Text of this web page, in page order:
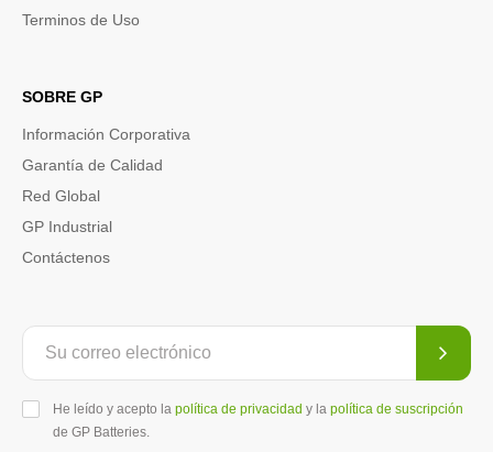
Terminos de Uso
SOBRE GP
Información Corporativa
Garantía de Calidad
Red Global
GP Industrial
Contáctenos
He leído y acepto la política de privacidad y la política de suscripción
de GP Batteries.